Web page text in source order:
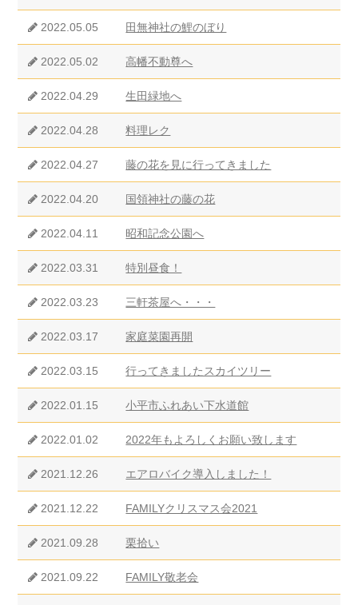
2022.05.05 田無神社の鯉のぼり
2022.05.02 高幡不動尊へ
2022.04.29 生田緑地へ
2022.04.28 料理レク
2022.04.27 藤の花を見に行ってきました
2022.04.20 国領神社の藤の花
2022.04.11 昭和記念公園へ
2022.03.31 特別昼食！
2022.03.23 三軒茶屋へ・・・
2022.03.17 家庭菜園再開
2022.03.15 行ってきましたスカイツリー
2022.01.15 小平市ふれあい下水道館
2022.01.02 2022年もよろしくお願い致します
2021.12.26 エアロバイク導入しました！
2021.12.22 FAMILYクリスマス会2021
2021.09.28 栗拾い
2021.09.22 FAMILY敬老会